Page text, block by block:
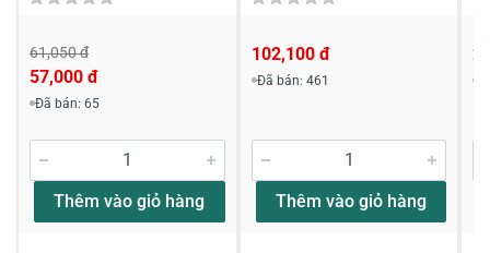
Viết nhận xét về sản phẩm
Đánh giá sao
61,050 đ
57,000 đ
Đã bán: 65
Thêm vào giỏ hàng
102,100 đ
Đã bán: 461
Thêm vào giỏ hàng